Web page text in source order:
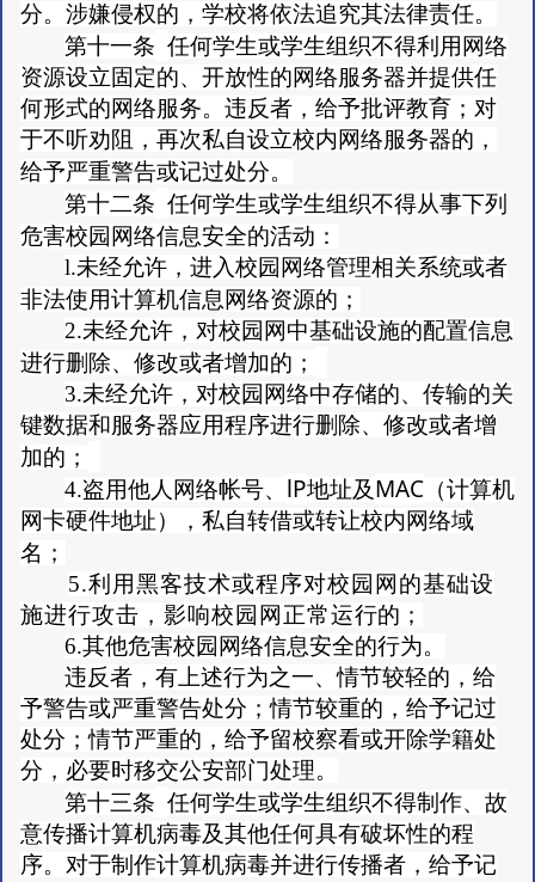
分。涉嫌侵权的，学校将依法追究其法律责任。
第十一条 任何学生或学生组织不得利用网络
资源设立固定的、开放性的网络服务器并提供任
何形式的网络服务。违反者，给予批评教育；对
于不听劝阻，再次私自设立校内网络服务器的，
给予严重警告或记过处分。
第十二条 任何学生或学生组织不得从事下列
危害校园网络信息安全的活动：
l.未经允许，进入校园网络管理相关系统或者
非法使用计算机信息网络资源的；
2.未经允许，对校园网中基础设施的配置信息
进行删除、修改或者增加的；
3.未经允许，对校园网络中存储的、传输的关
键数据和服务器应用程序进行删除、修改或者增
加的；
4.盗用他人网络帐号、 lP地址及MAC （计算机
网卡硬件地址），私自转借或转让校内网络域
名；
5.利用黑客技术或程序对校园网的基础设
施进行攻击，影响校园网正常运行的；
6.其他危害校园网络信息安全的行为。
违反者，有上述行为之一、情节较轻的，给
予警告或严重警告处分；情节较重的，给予记过
处分；情节严重的，给予留校察看或开除学籍处
分，必要时移交公安部门处理。
第十三条 任何学生或学生组织不得制作、故
意传播计算机病毒及其他任何具有破坏性的程
序。对于制作计算机病毒并进行传播者，给予记